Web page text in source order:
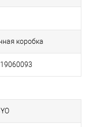
коробка